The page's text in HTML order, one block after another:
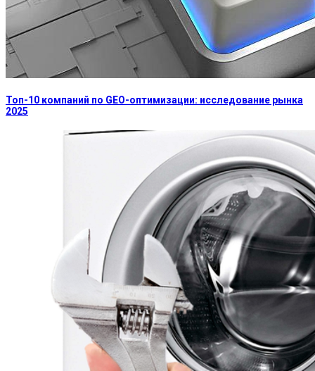
Топ-10 компаний по GEO-оптимизации: исследование рынка
2025